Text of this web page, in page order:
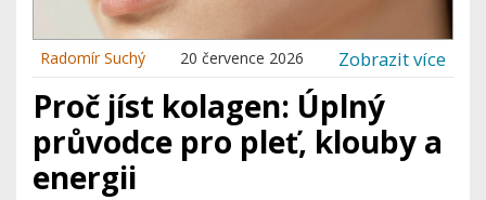
Radomír Suchý 20 července 2026 Zobrazit více
Proč jíst kolagen: Úplný
průvodce pro pleť, klouby a
energii